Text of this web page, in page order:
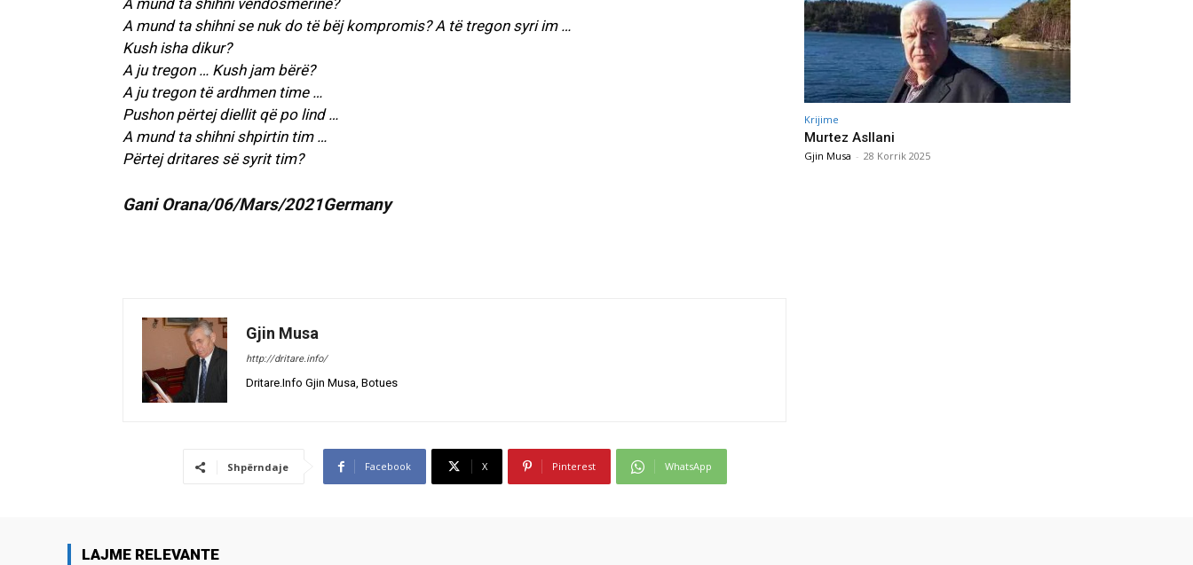
A mund ta shihni vendosmërinë?
A mund ta shihni se nuk do të bëj kompromis? A të tregon syri im …
Kush isha dikur?
A ju tregon … Kush jam bërë?
A ju tregon të ardhmen time …
Pushon përtej diellit që po lind …
A mund ta shihni shpirtin tim …
Përtej dritares së syrit tim?
Gani Orana/06/Mars/2021Germany
Gjin Musa
http://dritare.info/
Dritare.Info Gjin Musa, Botues
Shpërndaje Facebook X Pinterest WhatsApp
Krijime
Murtez Asllani
Gjin Musa - 28 Korrik 2025
LAJME RELEVANTE